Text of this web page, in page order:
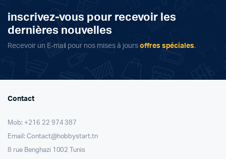
inscrivez-vous pour recevoir les
dernières nouvelles
Recevoir un E-mail pour nos mises à jours offres spéciales.
Contact
Mob: +216 22 974 387
Email: Contact@hobbystart.tn
8 rue Benghazi 1002 Tunis